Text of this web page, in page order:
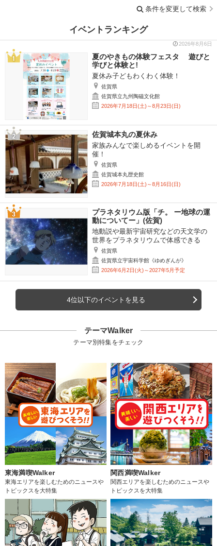
条件を変更して検索
イベントランキング
2026年8月6日
夏のやきもの体験フェスタ 遊びと
学びと体験と!
夏休み子どもわくわく体験！
佐賀県
佐賀県立九州陶磁文化館
2026年7月18日(土)～8月23日(日)
佐賀城本丸の夏休み
家族みんなで楽しめるイベントを開
催！
佐賀県
佐賀城本丸歴史館
2026年7月18日(土)～8月16日(日)
プラネタリウム版「チ。 ー地球の運
動についてー」(佐賀)
地動説や最新宇宙研究などの天文学の
世界をプラネタリウムで体感できる
佐賀県
佐賀県立宇宙科学館《ゆめぎんが》
2026年6月2日(火)～2027年5月予定
4位以下のイベントを見る
テーマWalker
テーマ別特集をチェック
東海満喫Walker
東海エリアを楽しむためのニュースや
トピックスを大特集
関西満喫Walker
関西エリアを楽しむためのニュースや
トピックスを大特集